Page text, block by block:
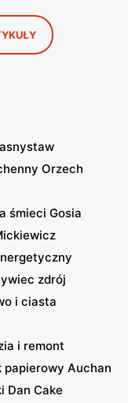
Orzech
śmieci Gosia
zdrój
i ciasta
i remont
papierowy Auchan
Dan Cake